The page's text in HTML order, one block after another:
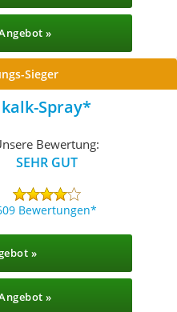
»
Sieger
Spray
Bewertung:
SEHR GUT
Bewertungen
»
»